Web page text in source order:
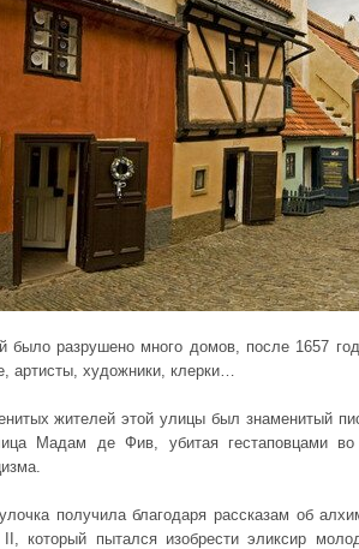
было разрушено много домов, после 1657
артисты, художники, клерки…
жителей этой улицы был знаменитый
Мадам де Фив, убитая гестаповцами
получила благодаря рассказам об
который пытался изобрести эликсир